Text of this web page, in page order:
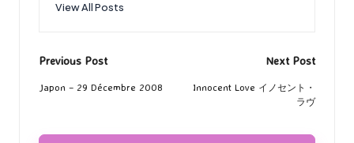
View All Posts
Post
navigation
Previous Post
Japon – 29 Décembre 2008
Next Post
Innocent Love イノセント・
ラヴ